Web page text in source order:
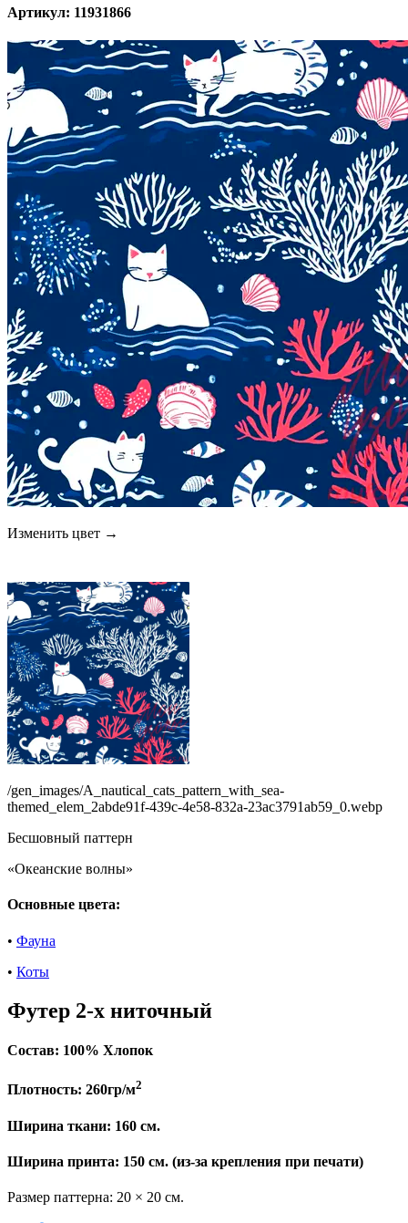
Артикул: 11931866
Изменить цвет →
/gen_images/A_nautical_cats_pattern_with_sea-
themed_elem_2abde91f-439c-4e58-832a-23ac3791ab59_0.webp
Бесшовный паттерн
«Океанские волны»
Основные цвета:
• Фауна
• Коты
Футер 2-х ниточный
Состав: 100% Хлопок
Плотность: 260гр/м2
Ширина ткани: 160 см.
Ширина принта: 150 см. (из-за крепления при печати)
Размер паттерна: 20 × 20 см.